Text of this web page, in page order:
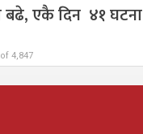
बढे, एकै दिन ४१ घटना
4,847